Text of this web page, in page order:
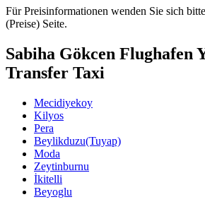
Für Preisinformationen wenden Sie sich
(Preise) Seite.
Sabiha Gökcen Flughafen
Transfer Taxi
Mecidiyekoy
Kilyos
Pera
Beylikduzu(Tuyap)
Moda
Zeytinburnu
İkitelli
Beyoglu